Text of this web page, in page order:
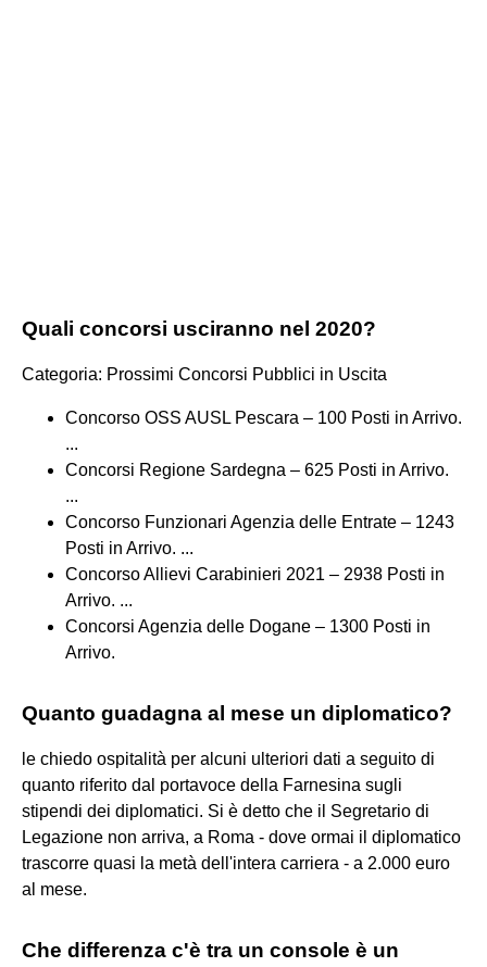
Quali concorsi usciranno nel 2020?
Categoria: Prossimi Concorsi Pubblici in Uscita
Concorso OSS AUSL Pescara – 100 Posti in Arrivo.
...
Concorsi Regione Sardegna – 625 Posti in Arrivo.
...
Concorso Funzionari Agenzia delle Entrate – 1243
Posti in Arrivo. ...
Concorso Allievi Carabinieri 2021 – 2938 Posti in
Arrivo. ...
Concorsi Agenzia delle Dogane – 1300 Posti in
Arrivo.
Quanto guadagna al mese un diplomatico?
le chiedo ospitalità per alcuni ulteriori dati a seguito di
quanto riferito dal portavoce della Farnesina sugli
stipendi dei diplomatici. Si è detto che il Segretario di
Legazione non arriva, a Roma - dove ormai il diplomatico
trascorre quasi la metà dell'intera carriera - a 2.000 euro
al mese.
Che differenza c'è tra un console è un